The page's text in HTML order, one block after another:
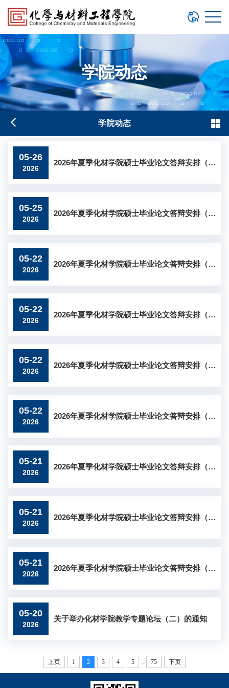
学院动态
学院动态
05-26
2026
2026年夏季化材学院硕士毕业论文答辩安排（十二）
05-25
2026
2026年夏季化材学院硕士毕业论文答辩安排（十一）
05-22
2026
2026年夏季化材学院硕士毕业论文答辩安排（十）
05-22
2026
2026年夏季化材学院硕士毕业论文答辩安排（九）
05-22
2026
2026年夏季化材学院硕士毕业论文答辩安排（八）
05-22
2026
2026年夏季化材学院硕士毕业论文答辩安排（七）
05-21
2026
2026年夏季化材学院硕士毕业论文答辩安排（六）
05-21
2026
2026年夏季化材学院硕士毕业论文答辩安排（五）
05-21
2026
2026年夏季化材学院硕士毕业论文答辩安排（四）
05-20
2026
关于举办化材学院教学专题论坛（二）的通知
上页 1 2 3 4 5 75 下页